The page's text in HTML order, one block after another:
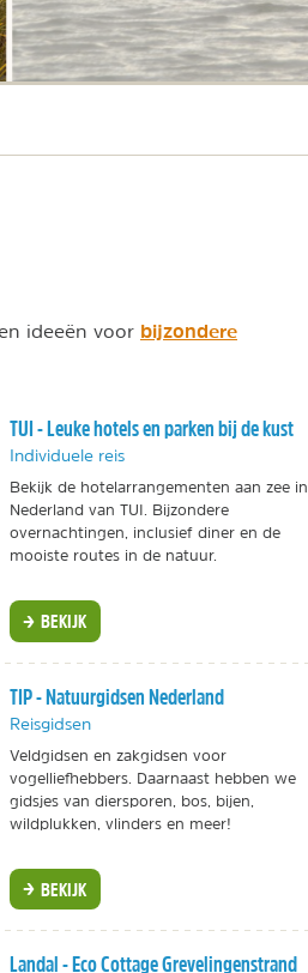
ideeën voor bijzondere
TUI - Leuke hotels en parken bij de kust
Individuele reis
Bekijk de hotelarrangementen aan zee in
Nederland van TUI. Bijzondere
overnachtingen, inclusief diner en de
mooiste routes in de natuur.
BEKIJK
TIP - Natuurgidsen Nederland
Reisgidsen
Veldgidsen en zakgidsen voor
vogelliefhebbers. Daarnaast hebben we
gidsjes van diersporen, bos, bijen,
wildplukken, vlinders en meer!
BEKIJK
Landal - Eco Cottage Grevelingenstrand